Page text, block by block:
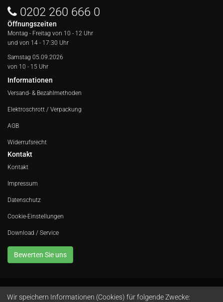
0202 260 666 0
Öffnungszeiten
Montag - Freitag von 10 - 12 Uhr
und von 14 - 17:30 Uhr
Samstag 05.09.2026
von 10 - 15 Uhr
Informationen
Versand- & Bezahlmethoden
Elektroschrott / Verpackung
AGB
Widerrufsrecht
Kontakt
Kontakt
Impressum
Datenschutz
Cookie-Einstellungen
Download / Service
Bewerten Sie uns
Avola GmbH • In der Fleute 52 • 42389 Wuppertal • Telefon 0202 260 666 0
Wir speichern Informationen (Cookies) für folgende Zwecke: